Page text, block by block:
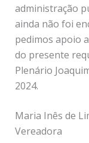
administração
ainda não foi
pedimos apoio
do presente
Plenário
2024.
Maria Inês de
Vereadora